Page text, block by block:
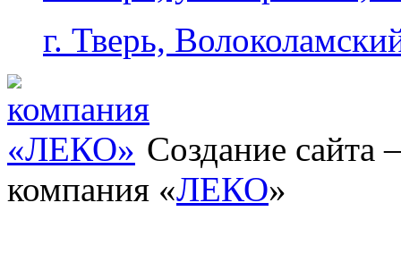
г. Тверь,
Создание сайта
компания «ЛЕКО»